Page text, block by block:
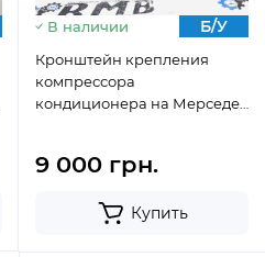
В наличии Б/У
Кронштейн крепления
компрессора
кондиционера на Мерседес
9 000 грн.
Купить